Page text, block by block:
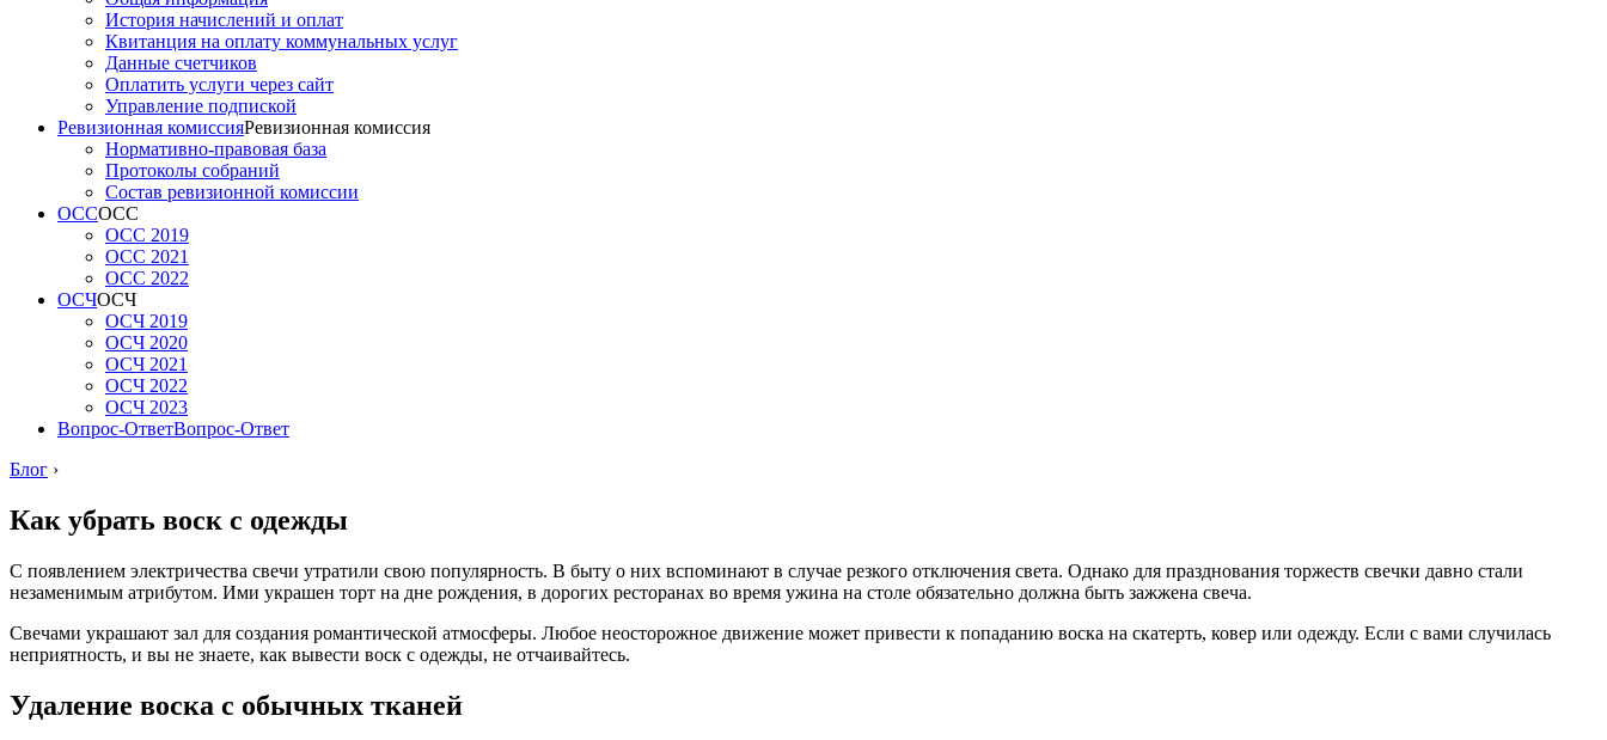
История начислений и оплат
Квитанция на оплату коммунальных услуг
Данные счетчиков
Оплатить услуги через сайт
Управление подпиской
Ревизионная комиссияРевизионная комиссия
Нормативно-правовая база
Протоколы собраний
Состав ревизионной комиссии
ОССОСС
ОСС 2019
ОСС 2021
ОСС 2022
ОСЧОСЧ
ОСЧ 2019
ОСЧ 2020
ОСЧ 2021
ОСЧ 2022
ОСЧ 2023
Вопрос-ОтветВопрос-Ответ
Блог ›
Как убрать воск с одежды
С появлением электричества свечи утратили свою популярность. В быту о них вспоминают в случае резкого отключения света. Однако для празднования торжеств свечки давно стали
незаменимым атрибутом. Ими украшен торт на дне рождения, в дорогих ресторанах во время ужина на столе обязательно должна быть зажжена свеча.
Свечами украшают зал для создания романтической атмосферы. Любое неосторожное движение может привести к попаданию воска на скатерть, ковер или одежду. Если с вами случилась
неприятность, и вы не знаете, как вывести воск с одежды, не отчаивайтесь.
Удаление воска с обычных тканей